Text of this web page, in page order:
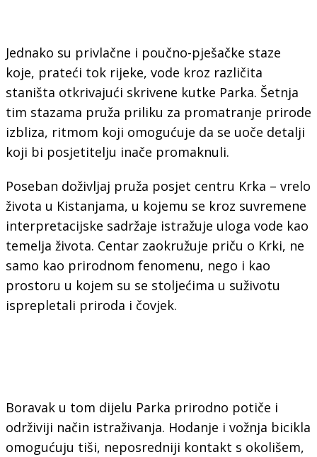
Jednako su privlačne i poučno-pješačke staze
koje, prateći tok rijeke, vode kroz različita
staništa otkrivajući skrivene kutke Parka. Šetnja
tim stazama pruža priliku za promatranje prirode
izbliza, ritmom koji omogućuje da se uoče detalji
koji bi posjetitelju inače promaknuli.
Poseban doživljaj pruža posjet centru Krka – vrelo
života u Kistanjama, u kojemu se kroz suvremene
interpretacijske sadržaje istražuje uloga vode kao
temelja života. Centar zaokružuje priču o Krki, ne
samo kao prirodnom fenomenu, nego i kao
prostoru u kojem su se stoljećima u suživotu
isprepletali priroda i čovjek.
Boravak u tom dijelu Parka prirodno potiče i
održiviji način istraživanja. Hodanje i vožnja bicikla
omogućuju tiši, neposredniji kontakt s okolišem,